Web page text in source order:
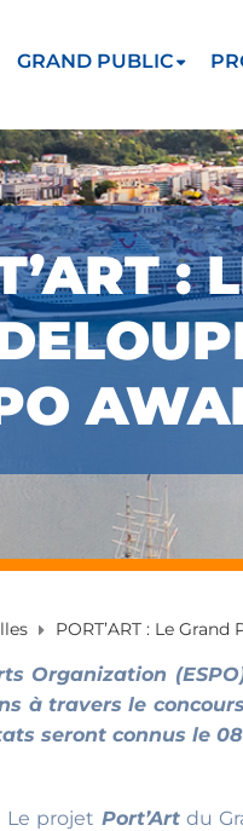
GRAND PUBLIC
:
PORT’ART : Le
Organization
à travers le
seront connus le
Le projet Port’Artdu